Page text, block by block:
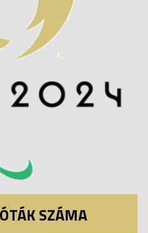
SZÁMA